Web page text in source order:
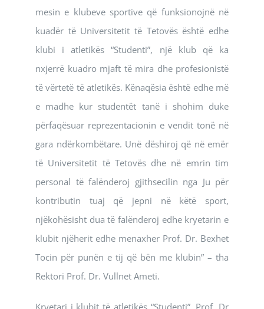
mesin e klubeve sportive që funksionojnë në
kuadër të Universitetit të Tetovës është edhe
klubi i atletikës “Studenti”, një klub që ka
nxjerrë kuadro mjaft të mira dhe profesionistë
të vërtetë të atletikës. Kënaqësia është edhe më
e madhe kur studentët tanë i shohim duke
përfaqësuar reprezentacionin e vendit tonë në
gara ndërkombëtare. Unë dëshiroj që në emër
të Universitetit të Tetovës dhe në emrin tim
personal të falënderoj gjithsecilin nga Ju për
kontributin tuaj që jepni në këtë sport,
njëkohësisht dua të falënderoj edhe kryetarin e
klubit njëherit edhe menaxher Prof. Dr. Bexhet
Tocin për punën e tij që bën me klubin” – tha
Rektori Prof. Dr. Vullnet Ameti.